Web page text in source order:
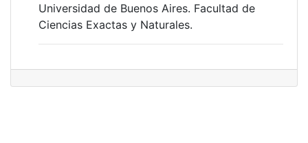
Universidad de Buenos Aires. Facultad de
Ciencias Exactas y Naturales.